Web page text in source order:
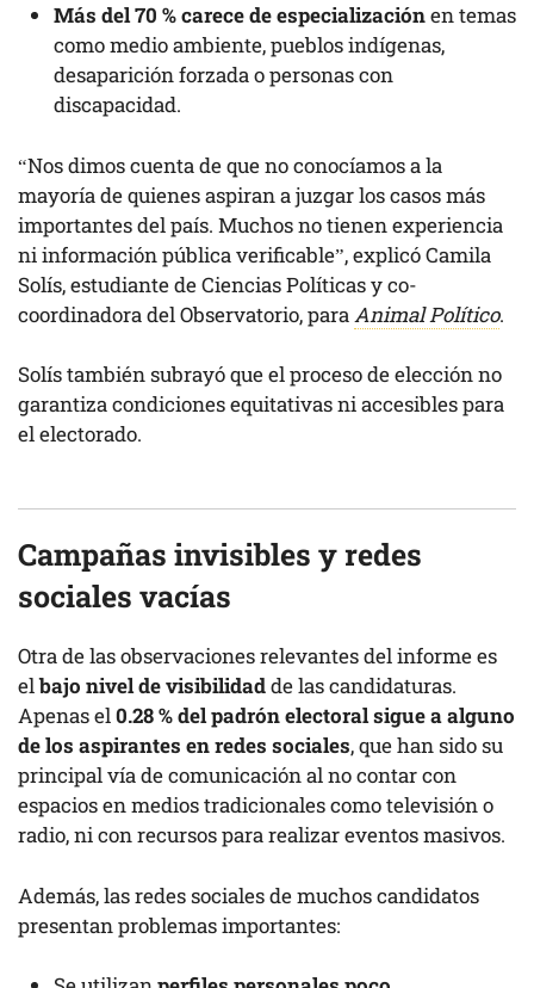
Más del 70 % carece de especializaciónen temas
como medio ambiente, pueblos indígenas,
desaparición forzada o personas con
discapacidad.
“Nos dimos cuenta de que no conocíamos a la
mayoría de quienes aspiran a juzgar los casos más
importantes del país. Muchos no tienen experiencia
ni información pública verificable”, explicó Camila
Solís, estudiante de Ciencias Políticas y co-
coordinadora del Observatorio, para Animal Político.
Solís también subrayó que el proceso de elección no
garantiza condiciones equitativas ni accesibles para
el electorado.
Campañas invisibles y redes
sociales vacías
Otra de las observaciones relevantes del informe es
elbajo nivel de visibilidadde las candidaturas.
Apenas el0.28 % del padrón electoral sigue a alguno
de los aspirantes en redes sociales, que han sido su
principal vía de comunicación al no contar con
espacios en medios tradicionales como televisión o
radio, ni con recursos para realizar eventos masivos.
Además, las redes sociales de muchos candidatos
presentan problemas importantes: